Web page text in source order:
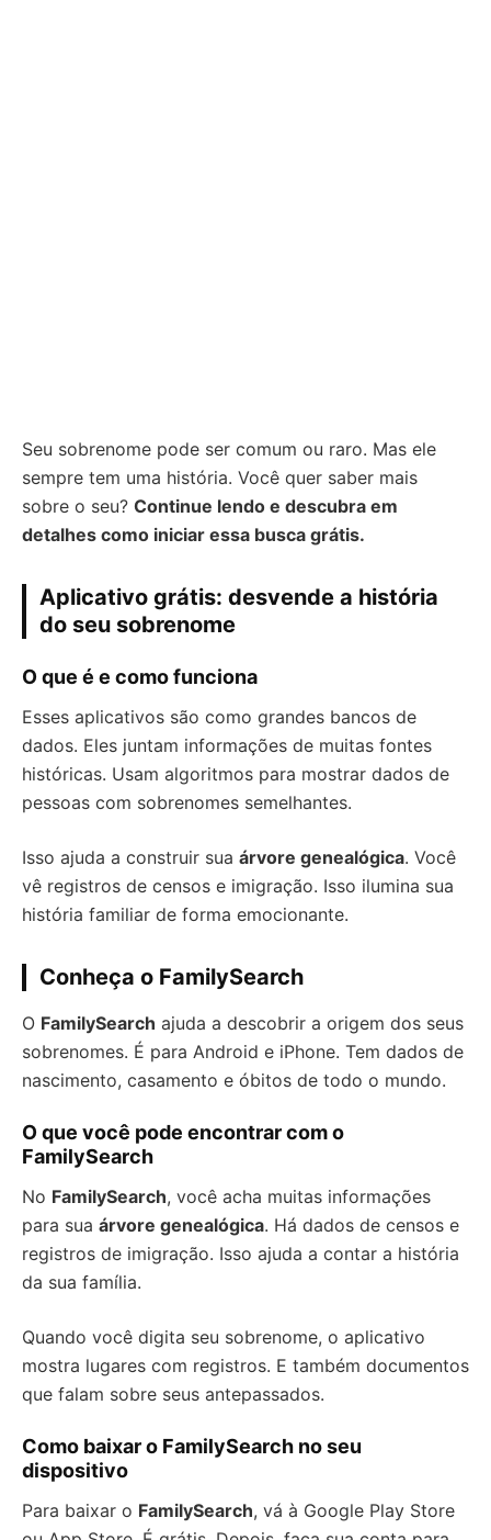
Seu sobrenome pode ser comum ou raro. Mas ele
sempre tem uma história. Você quer saber mais
sobre o seu? Continue lendo e descubra em
detalhes como iniciar essa busca grátis.
Aplicativo grátis: desvende a história
do seu sobrenome
O que é e como funciona
Esses aplicativos são como grandes bancos de
dados. Eles juntam informações de muitas fontes
históricas. Usam algoritmos para mostrar dados de
pessoas com sobrenomes semelhantes.
Isso ajuda a construir sua árvore genealógica. Você
vê registros de censos e imigração. Isso ilumina sua
história familiar de forma emocionante.
Conheça o FamilySearch
O FamilySearch ajuda a descobrir a origem dos seus
sobrenomes. É para Android e iPhone. Tem dados de
nascimento, casamento e óbitos de todo o mundo.
O que você pode encontrar com o
FamilySearch
No FamilySearch, você acha muitas informações
para sua árvore genealógica. Há dados de censos e
registros de imigração. Isso ajuda a contar a história
da sua família.
Quando você digita seu sobrenome, o aplicativo
mostra lugares com registros. E também documentos
que falam sobre seus antepassados.
Como baixar o FamilySearch no seu
dispositivo
Para baixar o FamilySearch, vá à Google Play Store